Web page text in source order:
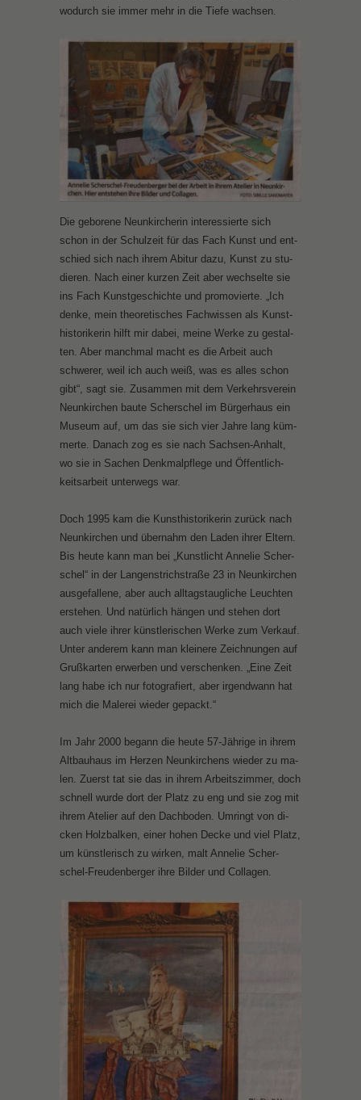
wo­durch sie im­mer mehr in die Tie­fe wach­sen.
Die ge­bo­re­ne Neun­kir­che­rin in­ter­es­sier­te sich
schon in der Schul­zeit für das Fach Kunst und ent­
schied sich nach ih­rem Ab­itur da­zu, Kunst zu stu­
die­ren. Nach ei­ner kur­zen Zeit aber wech­sel­te sie
ins Fach Kunst­ge­schich­te und pro­mo­vier­te. „Ich
den­ke, mein theo­re­ti­sches Fach­wis­sen als Kunst­
his­to­ri­ke­rin hilft mir da­bei, mei­ne Wer­ke zu ge­stal­
ten. Aber manch­mal macht es die Ar­beit auch
schwe­rer, weil ich auch weiß, was es al­les schon
gibt“, sagt sie. Zu­sam­men mit dem Ver­kehrs­ver­ein
Neun­kir­chen bau­te Scher­schel im Bür­ger­haus ein
Mu­se­um auf, um das sie sich vier Jah­re lang küm­
mer­te. Da­nach zog es sie nach Sach­sen-An­halt,
wo sie in Sa­chen Denk­mal­pfle­ge und Öf­fent­lich­
keits­ar­beit un­ter­wegs war.
Doch 1995 kam die Kunst­his­to­ri­ke­rin zu­rück nach
Neun­kir­chen und über­nahm den La­den ih­rer El­tern.
Bis heu­te kann man bei „Kunst­licht An­ne­lie Scher­
schel“ in der Lan­gen­strich­stra­ße 23 in Neun­kir­chen
aus­ge­fal­le­ne, aber auch all­tags­taug­li­che Leuch­ten
er­ste­hen. Und na­tür­lich hän­gen und ste­hen dort
auch vie­le ih­rer künst­le­ri­schen Wer­ke zum Ver­kauf.
Un­ter an­de­rem kann man klei­ne­re Zeich­nun­gen auf
Gruß­kar­ten er­wer­ben und ver­schen­ken. „Ei­ne Zeit
lang ha­be ich nur fo­to­gra­fiert, aber ir­gend­wann hat
mich die Ma­le­rei wie­der ge­packt.“
Im Jahr 2000 be­gann die heu­te 57-Jäh­ri­ge in ih­rem
Alt­bau­haus im Her­zen Neun­kir­chens wie­der zu ma­
len. Zu­erst tat sie das in ih­rem Ar­beits­zim­mer, doch
schnell wur­de dort der Platz zu eng und sie zog mit
ih­rem Ate­lier auf den Dach­bo­den. Um­ringt von di­
cken Holz­bal­ken, ei­ner ho­hen De­cke und viel Platz,
um künst­le­risch zu wir­ken, malt An­ne­lie Scher­
schel-Freu­den­ber­ger ih­re Bil­der und Col­la­gen.